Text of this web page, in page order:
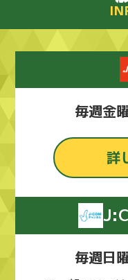
毎週金
詳
毎週日